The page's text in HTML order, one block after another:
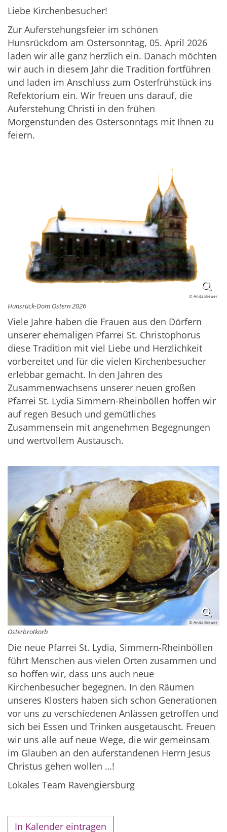
Liebe Kirchenbesucher!
Zur Auferstehungsfeier im schönen
Hunsrückdom am Ostersonntag, 05. April 2026
laden wir alle ganz herzlich ein. Danach möchten
wir auch in diesem Jahr die Tradition fortführen
und laden im Anschluss zum Osterfrühstück ins
Refektorium ein. Wir freuen uns darauf, die
Auferstehung Christi in den frühen
Morgenstunden des Ostersonntags mit Ihnen zu
feiern.
© Anita Breuer
Hunsrück-Dom Ostern 2026
Viele Jahre haben die Frauen aus den Dörfern
unserer ehemaligen Pfarrei St. Christophorus
diese Tradition mit viel Liebe und Herzlichkeit
vorbereitet und für die vielen Kirchenbesucher
erlebbar gemacht. In den Jahren des
Zusammenwachsens unserer neuen großen
Pfarrei St. Lydia Simmern-Rheinböllen hoffen wir
auf regen Besuch und gemütliches
Zusammensein mit angenehmen Begegnungen
und wertvollem Austausch.
© Anita Breuer
Osterbrotkorb
Die neue Pfarrei St. Lydia, Simmern-Rheinböllen
führt Menschen aus vielen Orten zusammen und
so hoffen wir, dass uns auch neue
Kirchenbesucher begegnen. In den Räumen
unseres Klosters haben sich schon Generationen
vor uns zu verschiedenen Anlässen getroffen und
sich bei Essen und Trinken ausgetauscht. Freuen
wir uns alle auf neue Wege, die wir gemeinsam
im Glauben an den auferstandenen Herrn Jesus
Christus gehen wollen …!
Lokales Team Ravengiersburg
In Kalender eintragen